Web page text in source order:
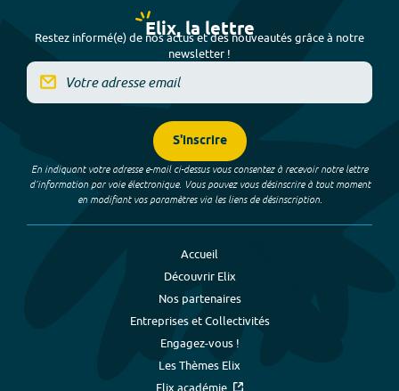
Elix, la lettre
Restez informé(e) de nos actus et des nouveautés grâce à notre
newsletter !
S'inscrire
En indiquant votre adresse e-mail ci-dessus vous consentez à recevoir notre lettre
d’information par voie électronique. Vous pouvez vous désinscrire à tout moment
en modifiant vos paramètres via les liens de désinscription.
Accueil
Découvrir Elix
Nos partenaires
Entreprises et Collectivités
Engagez-vous !
Les Thèmes Elix
Elix académie